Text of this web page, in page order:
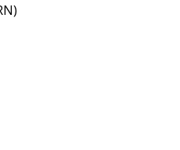
superfícies
e
melhor